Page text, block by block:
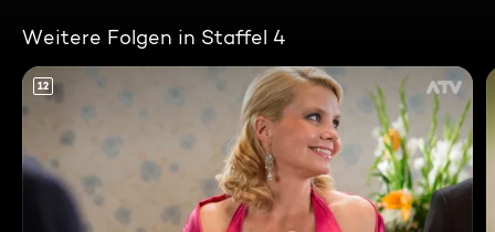
Weitere Folgen in Staffel 4
12